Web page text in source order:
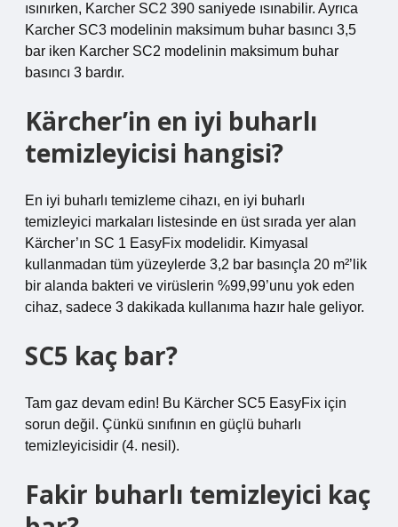
ısınırken, Karcher SC2 390 saniyede ısınabilir. Ayrıca
Karcher SC3 modelinin maksimum buhar basıncı 3,5
bar iken Karcher SC2 modelinin maksimum buhar
basıncı 3 bardır.
Kärcher’in en iyi buharlı
temizleyicisi hangisi?
En iyi buharlı temizleme cihazı, en iyi buharlı
temizleyici markaları listesinde en üst sırada yer alan
Kärcher’ın SC 1 EasyFix modelidir. Kimyasal
kullanmadan tüm yüzeylerde 3,2 bar basınçla 20 m²’lik
bir alanda bakteri ve virüslerin %99,99’unu yok eden
cihaz, sadece 3 dakikada kullanıma hazır hale geliyor.
SC5 kaç bar?
Tam gaz devam edin! Bu Kärcher SC5 EasyFix için
sorun değil. Çünkü sınıfının en güçlü buharlı
temizleyicisidir (4. nesil).
Fakir buharlı temizleyici kaç